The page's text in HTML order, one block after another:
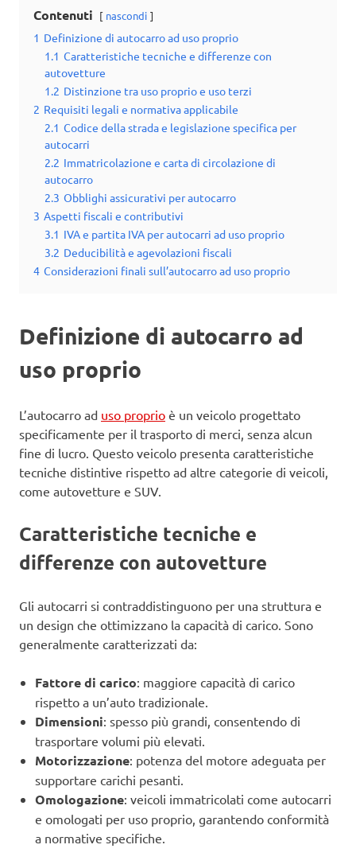
Contenuti nascondi
1 Definizione di autocarro ad uso proprio
1.1 Caratteristiche tecniche e differenze con
autovetture
1.2 Distinzione tra uso proprio e uso terzi
2 Requisiti legali e normativa applicabile
2.1 Codice della strada e legislazione specifica per
autocarri
2.2 Immatricolazione e carta di circolazione di
autocarro
2.3 Obblighi assicurativi per autocarro
3 Aspetti fiscali e contributivi
3.1 IVA e partita IVA per autocarri ad uso proprio
3.2 Deducibilità e agevolazioni fiscali
4 Considerazioni finali sull’autocarro ad uso proprio
Definizione di autocarro ad
uso proprio
L’autocarro ad uso proprio è un veicolo progettato
specificamente per il trasporto di merci, senza alcun
fine di lucro. Questo veicolo presenta caratteristiche
tecniche distintive rispetto ad altre categorie di veicoli,
come autovetture e SUV.
Caratteristiche tecniche e
differenze con autovetture
Gli autocarri si contraddistinguono per una struttura e
un design che ottimizzano la capacità di carico. Sono
generalmente caratterizzati da:
Fattore di carico: maggiore capacità di carico
rispetto a un’auto tradizionale.
Dimensioni: spesso più grandi, consentendo di
trasportare volumi più elevati.
Motorizzazione: potenza del motore adeguata per
supportare carichi pesanti.
Omologazione: veicoli immatricolati come autocarri
e omologati per uso proprio, garantendo conformità
a normative specifiche.